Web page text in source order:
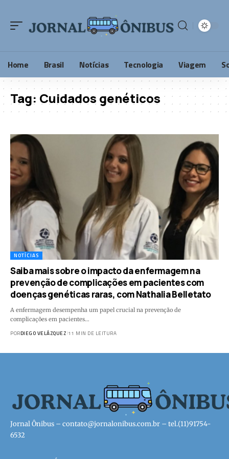
Home Brasil Notícias Tecnologia Viagem
Tag: Cuidados genéticos
NOTÍCIAS
Saiba mais sobre o impacto da enfermagem na
prevenção de complicações em pacientes com
doenças genéticas raras, com Nathalia Belletato
A enfermagem desempenha um papel crucial na prevenção de
complicações em pacientes…
PORDIEGO VELÁZQUEZ 11 MIN DE LEITURA
Jornal Ônibus – contato@jornalonibus.com.br – tel.(11)91754-
6532